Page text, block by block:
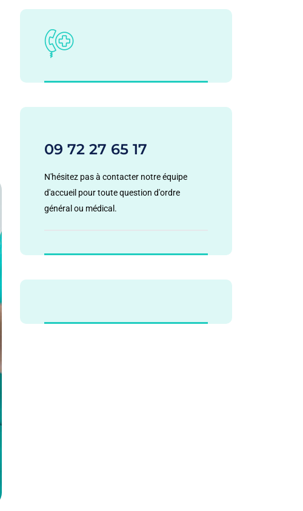
09 72 27 65 17
N'hésitez pas à contacter notre équipe
d'accueil pour toute question d'ordre
général ou médical.